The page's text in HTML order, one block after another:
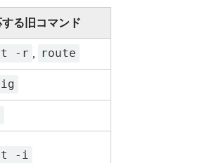
る旧コマンド
-r , route
-i